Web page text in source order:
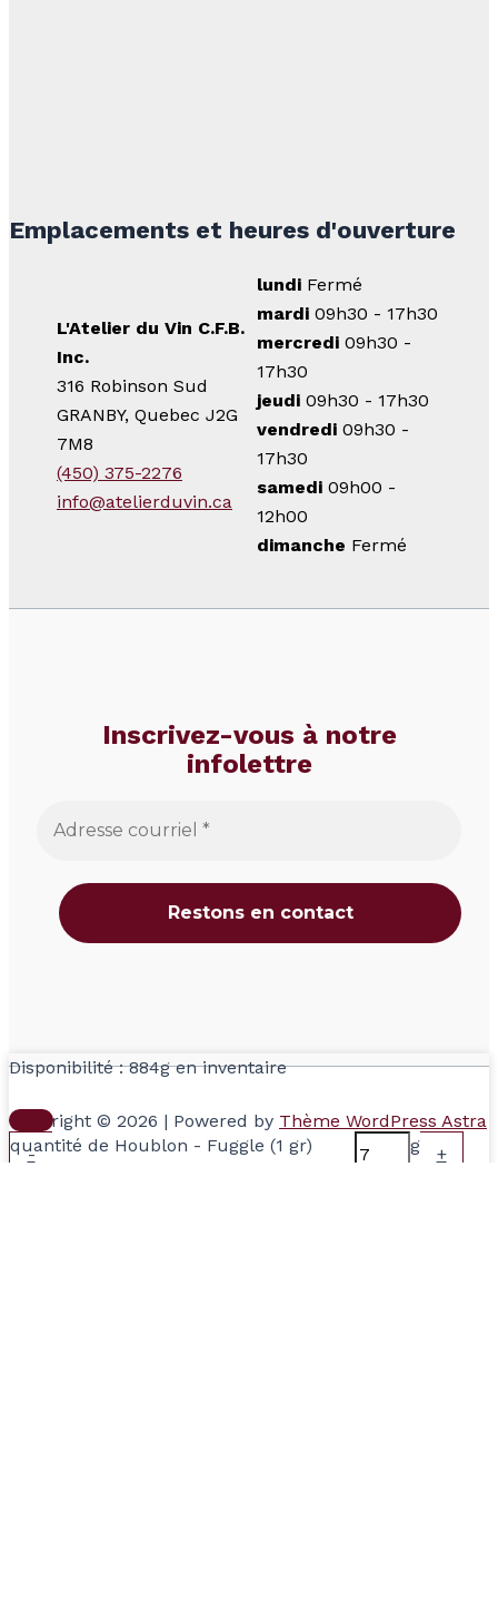
Emplacements et heures d'ouverture
L'Atelier du Vin C.F.B.
Inc.
316 Robinson Sud
GRANBY, Quebec J2G
7M8
(450) 375-2276
info@atelierduvin.ca
lundi Fermé
mardi 09h30 - 17h30
mercredi 09h30 -
17h30
jeudi 09h30 - 17h30
vendredi 09h30 -
17h30
samedi 09h00 -
12h00
dimanche Fermé
Inscrivez-vous à notre
infolettre
Copyright © 2026 | Powered by Thème WordPress Astra
Disponibilité : 884g en inventaire
-
quantité de Houblon - Fuggle (1 gr) g +